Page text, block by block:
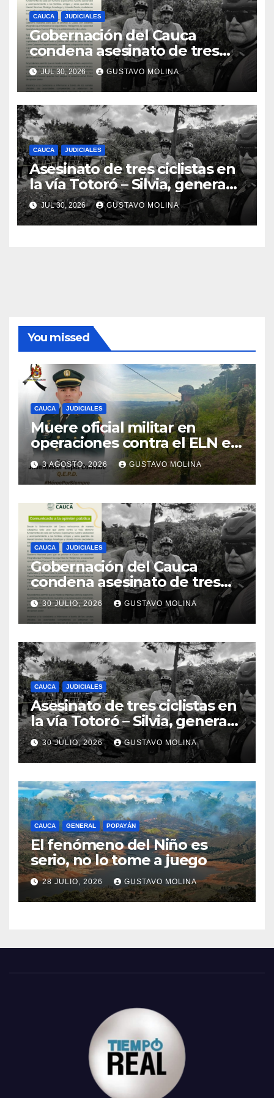
CAUCA JUDICIALES
Gobernación del Cauca
condena asesinato de tres
ciudadanos y exige medidas
urgentes al Gobierno
Nacional
JUL 30, 2026 GUSTAVO MOLINA
CAUCA JUDICIALES
Asesinato de tres ciclistas en
la vía Totoró – Silvia, genera
consternación en el Cauca
JUL 30, 2026 GUSTAVO MOLINA
You missed
CAUCA JUDICIALES
Muere oficial militar en
operaciones contra el ELN en
el sur del Cauca
3 AGOSTO, 2026 GUSTAVO MOLINA
CAUCA JUDICIALES
Gobernación del Cauca
condena asesinato de tres
ciudadanos y exige medidas
urgentes al Gobierno
Nacional
30 JULIO, 2026 GUSTAVO MOLINA
CAUCA JUDICIALES
Asesinato de tres ciclistas en
la vía Totoró – Silvia, genera
consternación en el Cauca
30 JULIO, 2026 GUSTAVO MOLINA
CAUCA GENERAL POPAYÁN
El fenómeno del Niño es
serio, no lo tome a juego
28 JULIO, 2026 GUSTAVO MOLINA